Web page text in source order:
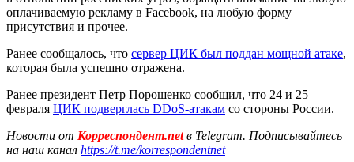
оплачиваемую рекламу в Facebook, на любую форму
присутствия и прочее.
Ранее сообщалось, что сервер ЦИК был поддан мощной атаке,
которая была успешно отражена.
Ранее президент Петр Порошенко сообщил, что 24 и 25
февраля ЦИК подверглась DDoS-атакам со стороны России.
Новости от Корреспондент.netв Telegram. Подписывайтесь
на наш канал https://t.me/korrespondentnet